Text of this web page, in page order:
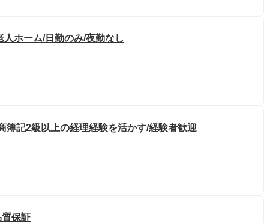
ホーム/日勤のみ/夜勤なし
簿記2級以上の経理経験を活かす/経験者歓迎
保証